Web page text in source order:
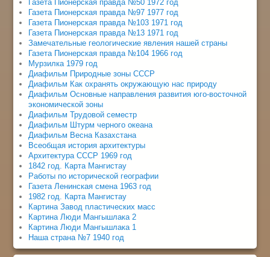
Газета Пионерская правда №50 1972 год
Газета Пионерская правда №97 1977 год
Газета Пионерская правда №103 1971 год
Газета Пионерская правда №13 1971 год
Замечательные геологические явления нашей страны
Газета Пионерская правда №104 1966 год
Мурзилка 1979 год
Диафильм Природные зоны СССР
Диафильм Как охранять окружающую нас природу
Диафильм Основные направления развития юго-восточной
экономической зоны
Диафильм Трудовой семестр
Диафильм Штурм черного океана
Диафильм Весна Казахстана
Всеобщая история архитектуры
Архитектура СССР 1969 год
1842 год. Карта Мангистау
Работы по исторической географии
Газета Ленинская смена 1963 год
1982 год. Карта Мангистау
Картина Завод пластических масс
Картина Люди Мангышлака 2
Картина Люди Мангышлака 1
Наша страна №7 1940 год